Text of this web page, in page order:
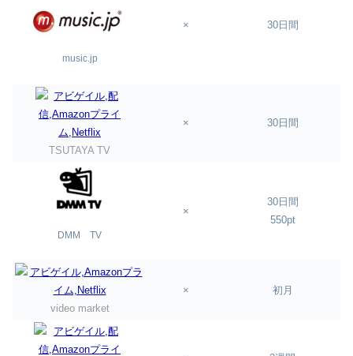
music.jp
× 30日間
TSUTAYA TV
× 30日間
DMM TV
×
30日間
550pt
video market
× 初月